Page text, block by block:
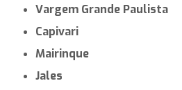
Vargem Grande Paulista
Capivari
Mairinque
Jales